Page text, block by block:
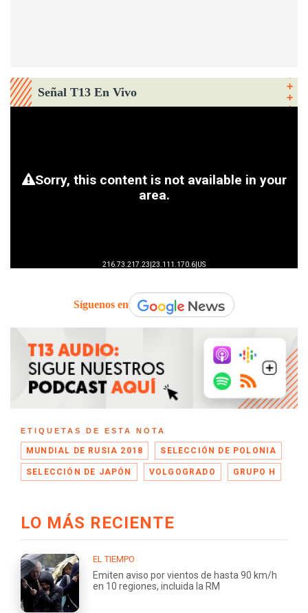
Señal T13 En Vivo
Síguenos en
ETIQUETAS DE ESTA NOTA
MUNDIAL DE RUSIA 2018 SELECCIÓN DE POLONIA
SELECCIÓN DE JAPÓN VOLGOGRADO GRUPO H
LO MÁS RECIENTE
EL TIEMPO
Emiten aviso por vientos de hasta 90 km/h
en 10 regiones, incluida la RM